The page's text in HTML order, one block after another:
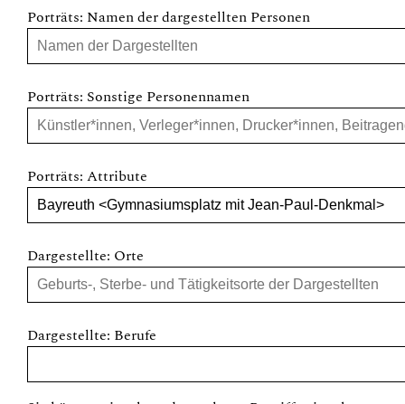
Porträts: Namen der dargestellten Personen
Porträts: Sonstige Personennamen
Porträts: Attribute
Dargestellte: Orte
Dargestellte: Berufe